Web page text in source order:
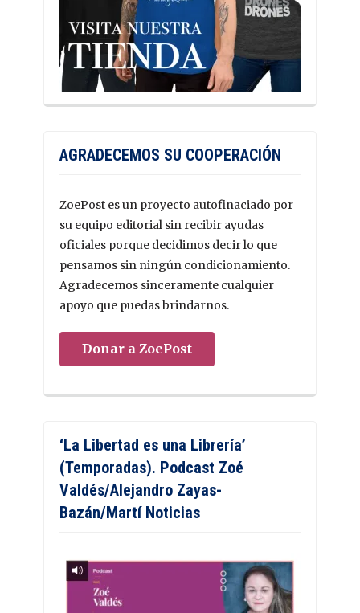
AGRADECEMOS SU COOPERACIÓN
ZoePost es un proyecto autofinaciado por
su equipo editorial sin recibir ayudas
oficiales porque decidimos decir lo que
pensamos sin ningún condicionamiento.
Agradecemos sinceramente cualquier
apoyo que puedas brindarnos.
Donar a ZoePost
‘La Libertad es una Librería’
(Temporadas). Podcast Zoé
Valdés/Alejandro Zayas-
Bazán/Martí Noticias